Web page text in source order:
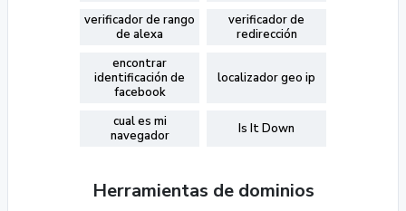
verificador de rango
de alexa
verificador de
redirección
encontrar
identificación de
facebook
localizador geo ip
cual es mi
navegador
Is It Down
Herramientas de dominios